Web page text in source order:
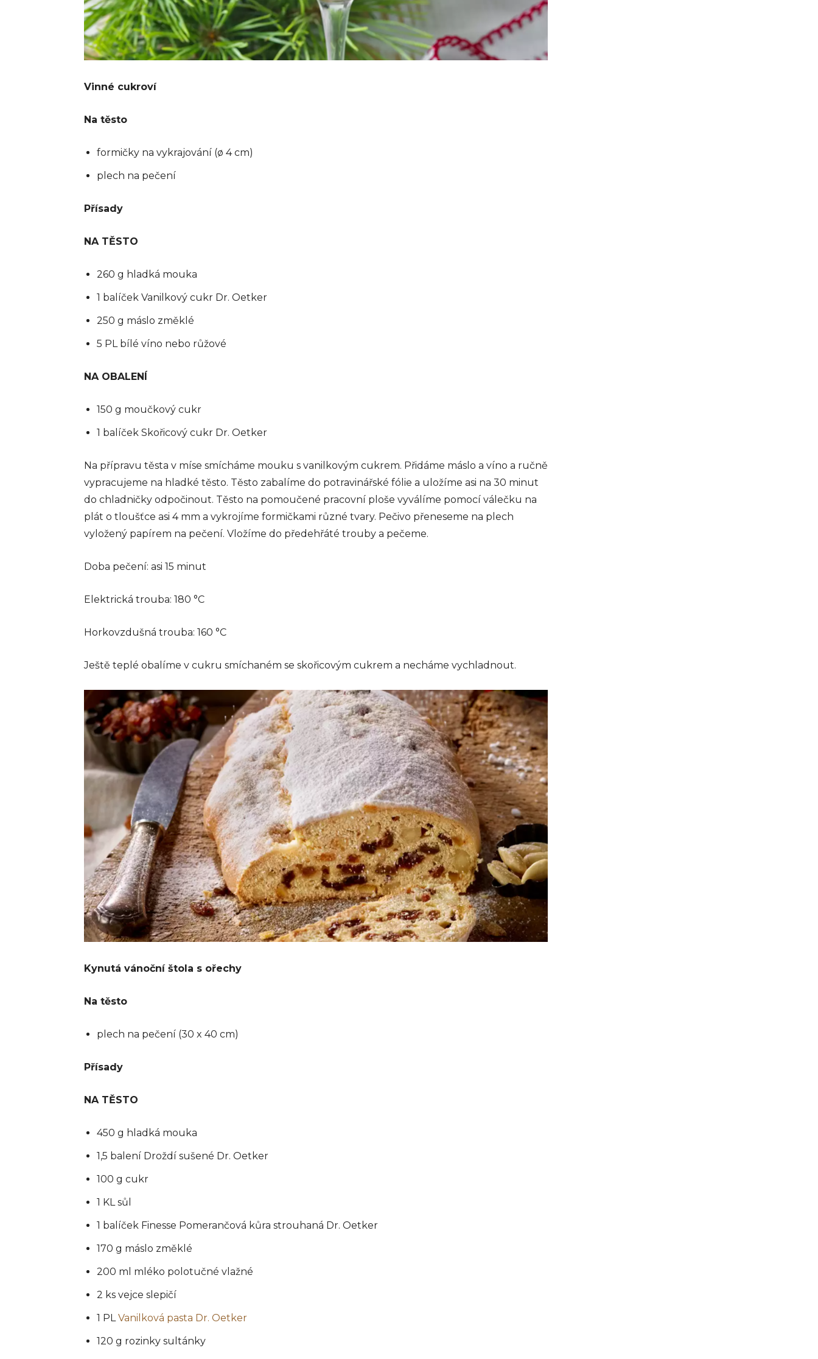
Vinné cukroví
Na těsto
formičky na vykrajování (ø 4 cm)
plech na pečení
Přísady
NA TĚSTO
260 g hladká mouka
1 balíček Vanilkový cukr Dr. Oetker
250 g máslo změklé
5 PL bílé víno nebo růžové
NA OBALENÍ
150 g moučkový cukr
1 balíček Skořicový cukr Dr. Oetker
Na přípravu těsta v míse smícháme mouku s vanilkovým cukrem. Přidáme máslo a víno a ručně
vypracujeme na hladké těsto. Těsto zabalíme do potravinářské fólie a uložíme asi na 30 minut
do chladničky odpočinout. Těsto na pomoučené pracovní ploše vyválíme pomocí válečku na
plát o tloušťce asi 4 mm a vykrojíme formičkami různé tvary. Pečivo přeneseme na plech
vyložený papírem na pečení. Vložíme do předehřáté trouby a pečeme.
Doba pečení: asi 15 minut
Elektrická trouba: 180 °C
Horkovzdušná trouba: 160 °C
Ještě teplé obalíme v cukru smíchaném se skořicovým cukrem a necháme vychladnout.
Kynutá vánoční štola s ořechy
Na těsto
plech na pečení (30 x 40 cm)
Přísady
NA TĚSTO
450 g hladká mouka
1,5 balení Droždí sušené Dr. Oetker
100 g cukr
1 KL sůl
1 balíček Finesse Pomerančová kůra strouhaná Dr. Oetker
170 g máslo změklé
200 ml mléko polotučné vlažné
2 ks vejce slepičí
1 PL Vanilková pasta Dr. Oetker
120 g rozinky sultánky